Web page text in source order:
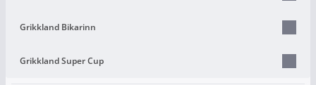
Grikkland Bikarinn
Grikkland Super Cup